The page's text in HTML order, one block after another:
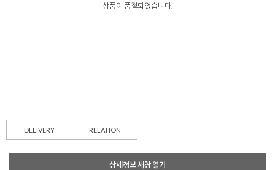
상품이 품절되었습니다.
DELIVERY RELATION
상세정보 새창 열기